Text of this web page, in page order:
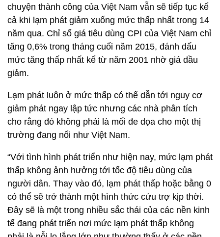
chuyện thành công của Việt Nam vẫn sẽ tiếp tục kể
cả khi lạm phát giảm xuống mức thấp nhất trong 14
năm qua. Chỉ số giá tiêu dùng CPI của Việt Nam chỉ
tăng 0,6% trong tháng cuối năm 2015, đánh dấu
mức tăng thấp nhất kể từ năm 2001 nhờ giá dầu
giảm.
Lạm phát luôn ở mức thấp có thể dẫn tới nguy cơ
giảm phát ngay lập tức nhưng các nhà phân tích
cho rằng đó không phải là mối đe dọa cho một thị
trường đang nổi như Việt Nam.
“Với tình hình phát triển như hiện nay, mức lạm phát
thấp không ảnh hưởng tới tốc độ tiêu dùng của
người dân. Thay vào đó, lạm phát thấp hoặc bằng 0
có thể sẽ trở thành một hình thức cứu trợ kịp thời.
Đây sẽ là một trong nhiều sắc thái của các nền kinh
tế đang phát triển nơi mức lạm phát thấp không